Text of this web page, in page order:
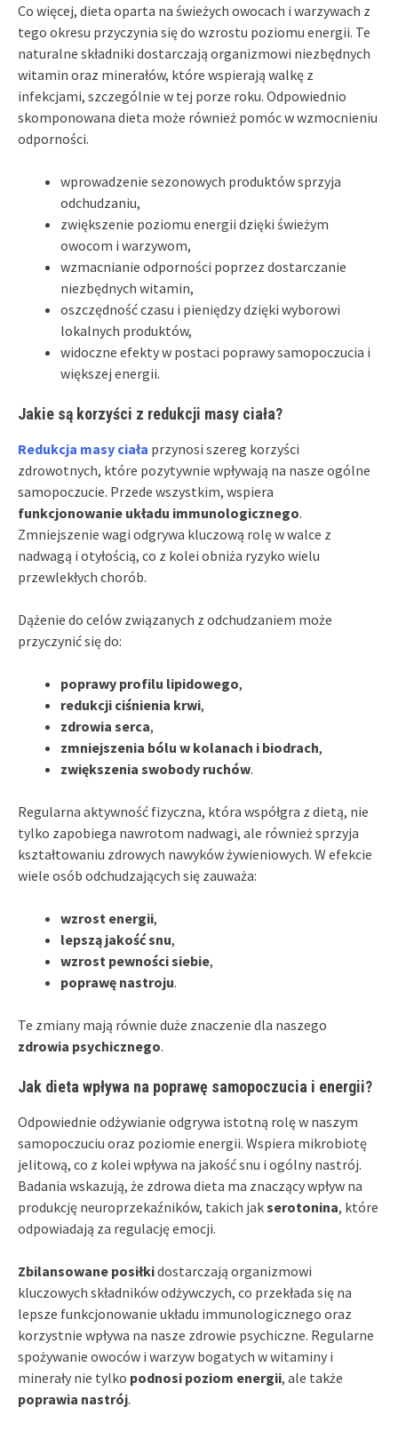
Co więcej, dieta oparta na świeżych owocach i warzywach z
tego okresu przyczynia się do wzrostu poziomu energii. Te
naturalne składniki dostarczają organizmowi niezbędnych
witamin oraz minerałów, które wspierają walkę z
infekcjami, szczególnie w tej porze roku. Odpowiednio
skomponowana dieta może również pomóc w wzmocnieniu
odporności.
wprowadzenie sezonowych produktów sprzyja
odchudzaniu,
zwiększenie poziomu energii dzięki świeżym
owocom i warzywom,
wzmacnianie odporności poprzez dostarczanie
niezbędnych witamin,
oszczędność czasu i pieniędzy dzięki wyborowi
lokalnych produktów,
widoczne efekty w postaci poprawy samopoczucia i
większej energii.
Jakie są korzyści z redukcji masy ciała?
Redukcja masy ciała przynosi szereg korzyści
zdrowotnych, które pozytywnie wpływają na nasze ogólne
samopoczucie. Przede wszystkim, wspiera
funkcjonowanie układu immunologicznego.
Zmniejszenie wagi odgrywa kluczową rolę w walce z
nadwagą i otyłością, co z kolei obniża ryzyko wielu
przewlekłych chorób.
Dążenie do celów związanych z odchudzaniem może
przyczynić się do:
poprawy profilu lipidowego,
redukcji ciśnienia krwi,
zdrowia serca,
zmniejszenia bólu w kolanach i biodrach,
zwiększenia swobody ruchów.
Regularna aktywność fizyczna, która współgra z dietą, nie
tylko zapobiega nawrotom nadwagi, ale również sprzyja
kształtowaniu zdrowych nawyków żywieniowych. W efekcie
wiele osób odchudzających się zauważa:
wzrost energii,
lepszą jakość snu,
wzrost pewności siebie,
poprawę nastroju.
Te zmiany mają równie duże znaczenie dla naszego
zdrowia psychicznego.
Jak dieta wpływa na poprawę samopoczucia i energii?
Odpowiednie odżywianie odgrywa istotną rolę w naszym
samopoczuciu oraz poziomie energii. Wspiera mikrobiotę
jelitową, co z kolei wpływa na jakość snu i ogólny nastrój.
Badania wskazują, że zdrowa dieta ma znaczący wpływ na
produkcję neuroprzekaźników, takich jakserotonina, które
odpowiadają za regulację emocji.
Zbilansowane posiłkidostarczają organizmowi
kluczowych składników odżywczych, co przekłada się na
lepsze funkcjonowanie układu immunologicznego oraz
korzystnie wpływa na nasze zdrowie psychiczne. Regularne
spożywanie owoców i warzyw bogatych w witaminy i
minerały nie tylko podnosi poziom energii, ale także
poprawia nastrój.